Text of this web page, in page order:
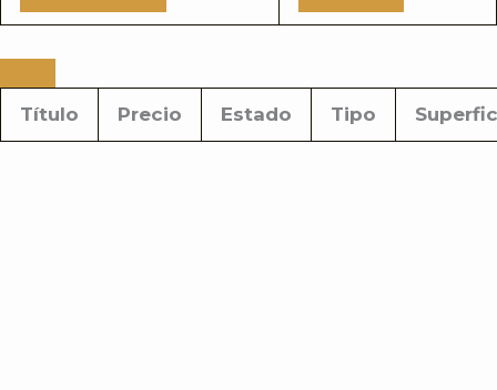
Título Precio Estado Tipo